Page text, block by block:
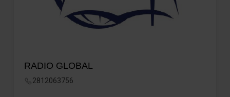
RADIO GLOBAL
2812063756